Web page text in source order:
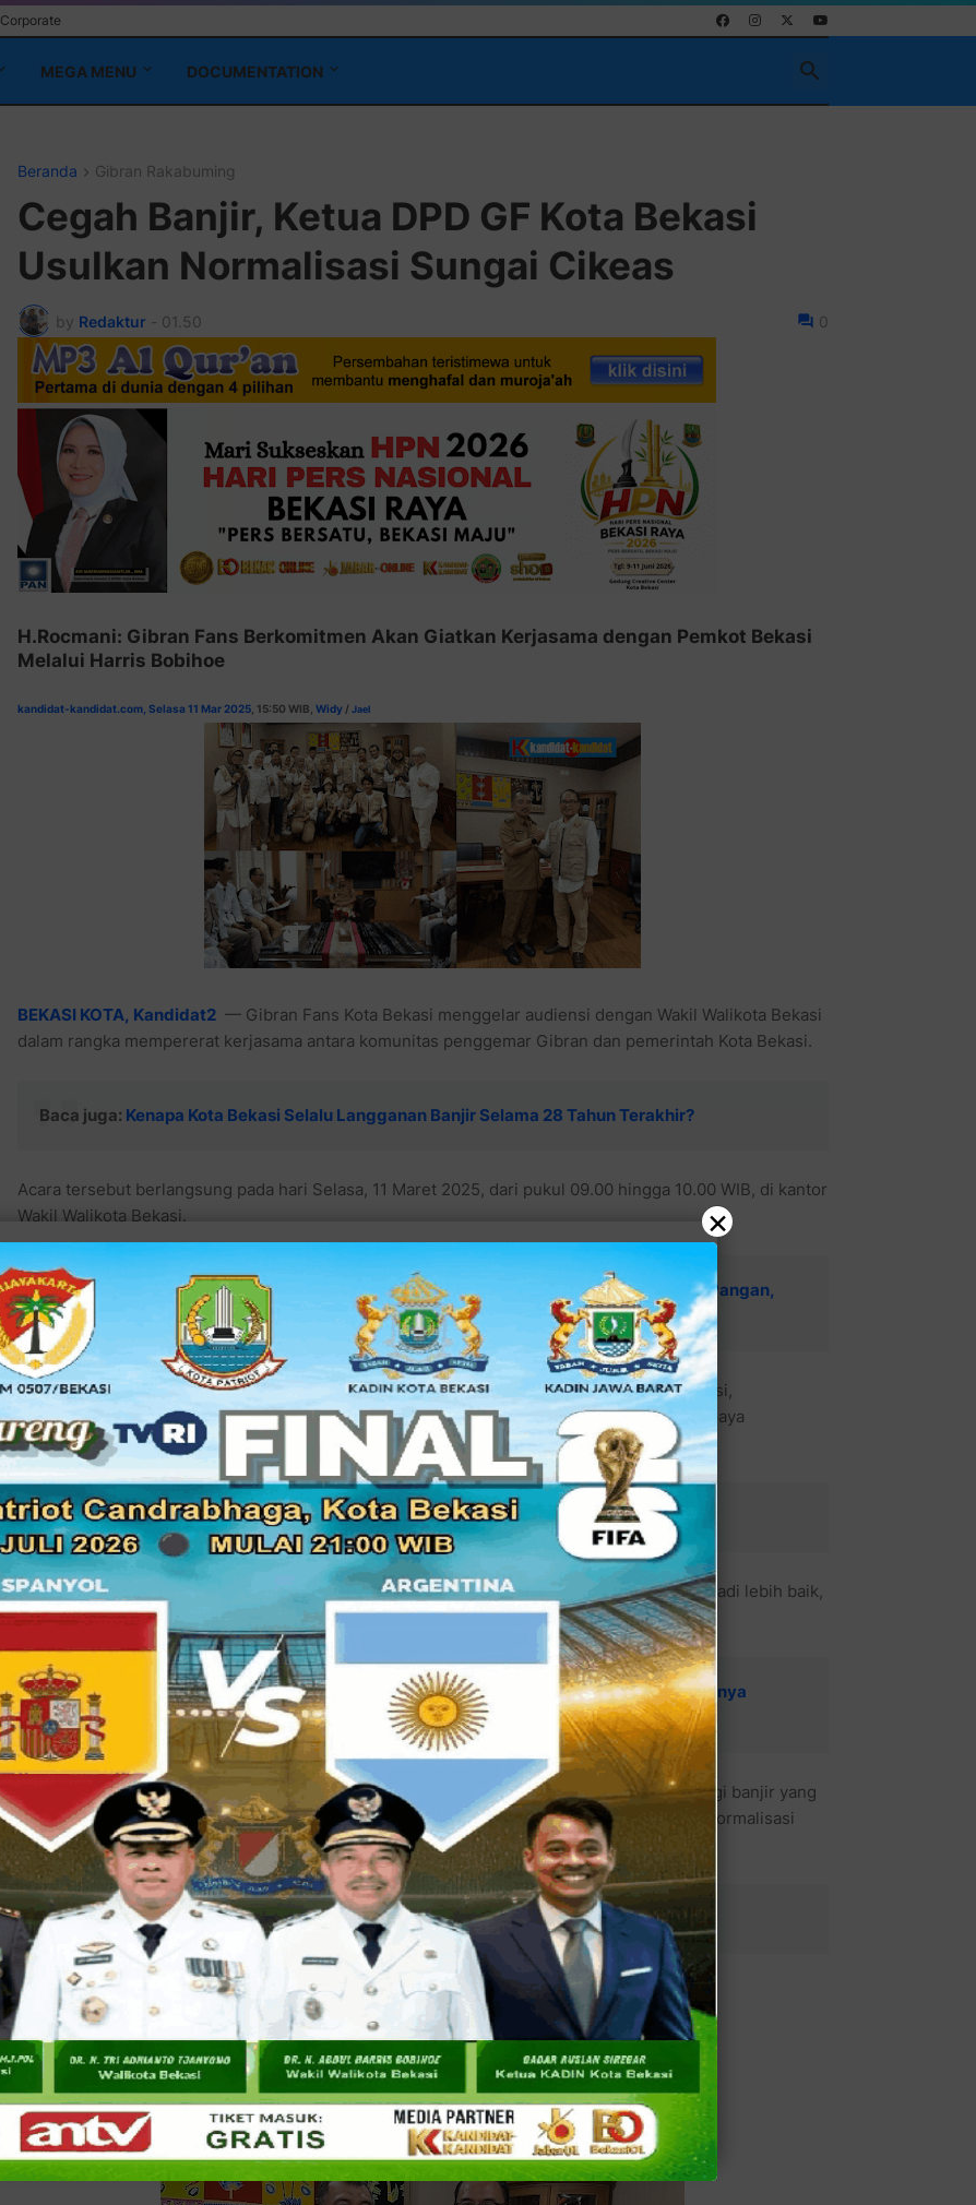
Corporate
MEGA MENU DOCUMENTATION
Beranda Gibran Rakabuming
Cegah Banjir, Ketua DPD GF Kota Bekasi
Usulkan Normalisasi Sungai Cikeas
by Redaktur - 01.50 0
H.Rocmani: Gibran Fans Berkomitmen Akan Giatkan Kerjasama dengan Pemkot Bekasi
Melalui Harris Bobihoe
kandidat-kandidat.com, Selasa 11 Mar 2025, 15:50 WIB, Widy/ Jael
BEKASI KOTA, Kandidat2— Gibran Fans Kota Bekasi menggelar audiensi dengan Wakil Walikota Bekasi
dalam rangka mempererat kerjasama antara komunitas penggemar Gibran dan pemerintah Kota Bekasi.
Baca juga: Kenapa Kota Bekasi Selalu Langganan Banjir Selama 28 Tahun Terakhir?
Acara tersebut berlangsung pada hari Selasa, 11 Maret 2025, dari pukul 09.00 hingga 10.00 WIB, di kantor
Wakil Walikota Bekasi.
Baca juga:
Harris Bobihoe: Kita Dapatkan Bantuan 72 Perahu Karet, Bantuan Logistik Pangan,
Popok Bayi, Selimut & Sandang
Dalam audiensi tersebut, Haji Rochmani SH., MH., CMe., Ketua DPD Gibran Fans Kota Bekasi,
menyampaikan komitmennya untuk bekerja sama dengan pemerintah kota Bekasi dalam upaya
pembangunan dan kemajuan Kota Bekasi.
Baca juga:Videotron Imbauan Dinsos Agar Tak Beri Uang ke Pengemis & Pengamen
Menurutnya, melalui sinergi antara pemerintah dan masyarakat, agar Kota Bekasi bisa menjadi lebih baik,
maju dan semakin keren.
Baca juga:
Ini Riwayat Bekasi Tenggelam Oleh Banjir & Metode Pemerintah Mengatasinya
Selama Beberapa Rezim
Tak Hanya itu, H. Rochmani berharap Semoga Pemerintah Kota Bekasi dapat menanggulangi banjir yang
sering melanda di wilayah Kota Bekasi khususnya Kecamatan Jatiasih dengan melakukan Normalisasi
sungai Cikeas." kata H. Rochmani.
Baca juga: Wawali Bekasi : Pemkot Intens Tangani Bencana Dengan Deputi BNPB
×